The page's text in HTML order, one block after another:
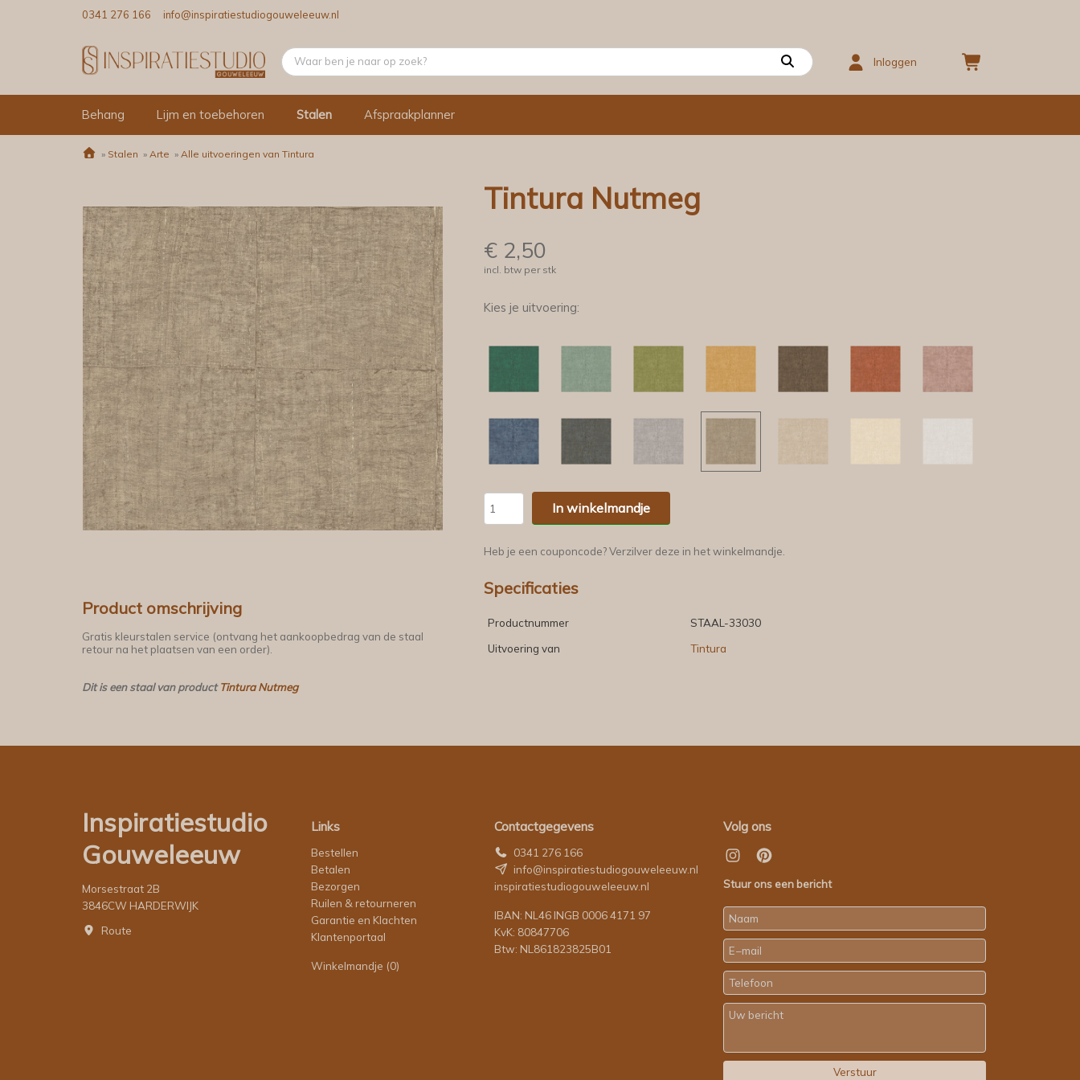
0341 276 166 info@inspiratiestudiogouweleeuw.nl
Inloggen
Behang Lijm en toebehoren Stalen Afspraakplanner
» Stalen » Arte » Alle uitvoeringen van Tintura
Product omschrijving
Gratis kleurstalen service (ontvang het aankoopbedrag van de staal
retour na het plaatsen van een order).
Dit is een staal van productTintura Nutmeg
Tintura Nutmeg
€ 2,50
incl. btw per stk
Kies je uitvoering:
In winkelmandje
Heb je een couponcode? Verzilver deze in het winkelmandje.
Specificaties
Productnummer
STAAL-33030
Uitvoering van
Tintura
Inspiratiestudio
Gouweleeuw
Morsestraat 2B
3846CW HARDERWIJK
Route
Links
Bestellen
Betalen
Bezorgen
Ruilen & retourneren
Garantie en Klachten
Klantenportaal
Winkelmandje (0)
Contactgegevens
0341 276 166
info@inspiratiestudiogouweleeuw.nl
inspiratiestudiogouweleeuw.nl
IBAN: NL46 INGB 0006 4171 97
KvK: 80847706
Btw: NL861823825B01
Volg ons
Stuur ons een bericht